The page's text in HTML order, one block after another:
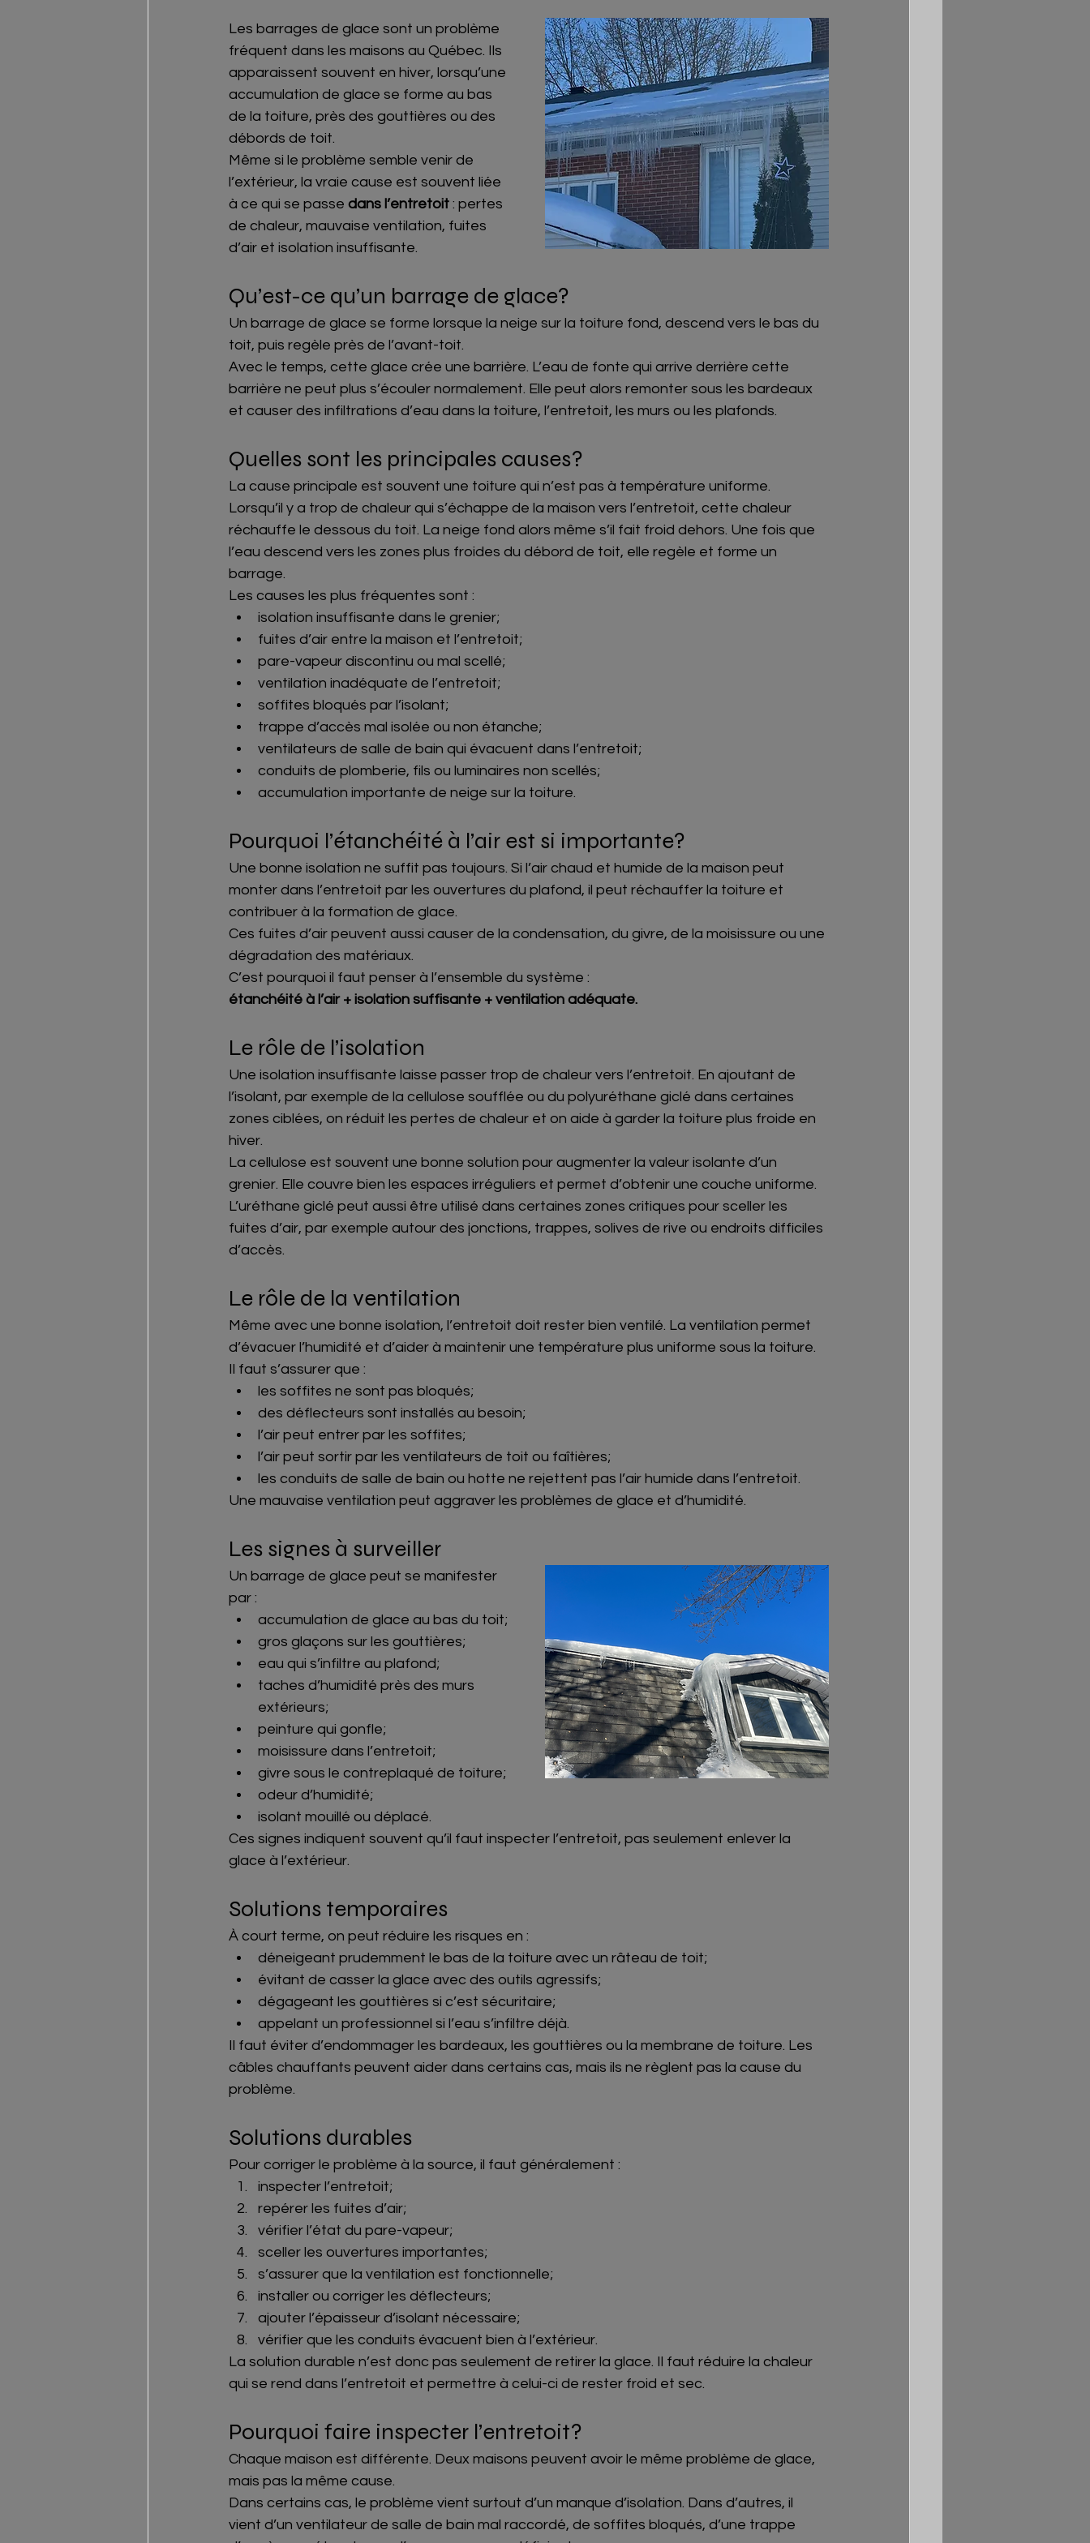
Les barrages de glace sont un problème
fréquent dans les maisons au Québec. Ils
apparaissent souvent en hiver, lorsqu’une
accumulation de glace se forme au bas
de la toiture, près des gouttières ou des
débords de toit.
Même si le problème semble venir de
l’extérieur, la vraie cause est souvent liée
à ce qui se passe dans l’entretoit : pertes
de chaleur, mauvaise ventilation, fuites
d’air et isolation insuffisante.
Qu’est-ce qu’un barrage de glace?
Un barrage de glace se forme lorsque la neige sur la toiture fond, descend vers le bas du
toit, puis regèle près de l’avant-toit.
Avec le temps, cette glace crée une barrière. L’eau de fonte qui arrive derrière cette
barrière ne peut plus s’écouler normalement. Elle peut alors remonter sous les bardeaux
et causer des infiltrations d’eau dans la toiture, l’entretoit, les murs ou les plafonds.
Quelles sont les principales causes?
La cause principale est souvent une toiture qui n’est pas à température uniforme.
Lorsqu’il y a trop de chaleur qui s’échappe de la maison vers l’entretoit, cette chaleur
réchauffe le dessous du toit. La neige fond alors même s’il fait froid dehors. Une fois que
l’eau descend vers les zones plus froides du débord de toit, elle regèle et forme un
barrage.
Les causes les plus fréquentes sont :
isolation insuffisante dans le grenier;
fuites d’air entre la maison et l’entretoit;
pare-vapeur discontinu ou mal scellé;
ventilation inadéquate de l’entretoit;
soffites bloqués par l’isolant;
trappe d’accès mal isolée ou non étanche;
ventilateurs de salle de bain qui évacuent dans l’entretoit;
conduits de plomberie, fils ou luminaires non scellés;
accumulation importante de neige sur la toiture.
Pourquoi l’étanchéité à l’air est si importante?
Une bonne isolation ne suffit pas toujours. Si l’air chaud et humide de la maison peut
monter dans l’entretoit par les ouvertures du plafond, il peut réchauffer la toiture et
contribuer à la formation de glace.
Ces fuites d’air peuvent aussi causer de la condensation, du givre, de la moisissure ou une
dégradation des matériaux.
C’est pourquoi il faut penser à l’ensemble du système :
étanchéité à l’air + isolation suffisante + ventilation adéquate.
Le rôle de l’isolation
Une isolation insuffisante laisse passer trop de chaleur vers l’entretoit. En ajoutant de
l’isolant, par exemple de la cellulose soufflée ou du polyuréthane giclé dans certaines
zones ciblées, on réduit les pertes de chaleur et on aide à garder la toiture plus froide en
hiver.
La cellulose est souvent une bonne solution pour augmenter la valeur isolante d’un
grenier. Elle couvre bien les espaces irréguliers et permet d’obtenir une couche uniforme.
L’uréthane giclé peut aussi être utilisé dans certaines zones critiques pour sceller les
fuites d’air, par exemple autour des jonctions, trappes, solives de rive ou endroits difficiles
d’accès.
Le rôle de la ventilation
Même avec une bonne isolation, l’entretoit doit rester bien ventilé. La ventilation permet
d’évacuer l’humidité et d’aider à maintenir une température plus uniforme sous la toiture.
Il faut s’assurer que :
les soffites ne sont pas bloqués;
des déflecteurs sont installés au besoin;
l’air peut entrer par les soffites;
l’air peut sortir par les ventilateurs de toit ou faîtières;
les conduits de salle de bain ou hotte ne rejettent pas l’air humide dans l’entretoit.
Une mauvaise ventilation peut aggraver les problèmes de glace et d’humidité.
Les signes à surveiller
Un barrage de glace peut se manifester
par :
accumulation de glace au bas du toit;
gros glaçons sur les gouttières;
eau qui s’infiltre au plafond;
taches d’humidité près des murs
extérieurs;
peinture qui gonfle;
moisissure dans l’entretoit;
givre sous le contreplaqué de toiture;
odeur d’humidité;
isolant mouillé ou déplacé.
Ces signes indiquent souvent qu’il faut inspecter l’entretoit, pas seulement enlever la
glace à l’extérieur.
Solutions temporaires
À court terme, on peut réduire les risques en :
déneigeant prudemment le bas de la toiture avec un râteau de toit;
évitant de casser la glace avec des outils agressifs;
dégageant les gouttières si c’est sécuritaire;
appelant un professionnel si l’eau s’infiltre déjà.
Il faut éviter d’endommager les bardeaux, les gouttières ou la membrane de toiture. Les
câbles chauffants peuvent aider dans certains cas, mais ils ne règlent pas la cause du
problème.
Solutions durables
Pour corriger le problème à la source, il faut généralement :
inspecter l’entretoit;
repérer les fuites d’air;
vérifier l’état du pare-vapeur;
sceller les ouvertures importantes;
s’assurer que la ventilation est fonctionnelle;
installer ou corriger les déflecteurs;
ajouter l’épaisseur d’isolant nécessaire;
vérifier que les conduits évacuent bien à l’extérieur.
La solution durable n’est donc pas seulement de retirer la glace. Il faut réduire la chaleur
qui se rend dans l’entretoit et permettre à celui-ci de rester froid et sec.
Pourquoi faire inspecter l’entretoit?
Chaque maison est différente. Deux maisons peuvent avoir le même problème de glace,
mais pas la même cause.
Dans certains cas, le problème vient surtout d’un manque d’isolation. Dans d’autres, il
vient d’un ventilateur de salle de bain mal raccordé, de soffites bloqués, d’une trappe